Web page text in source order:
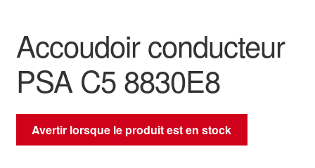
Accoudoir conducteur
PSA C5 8830E8
Avertir lorsque le produit est en stock